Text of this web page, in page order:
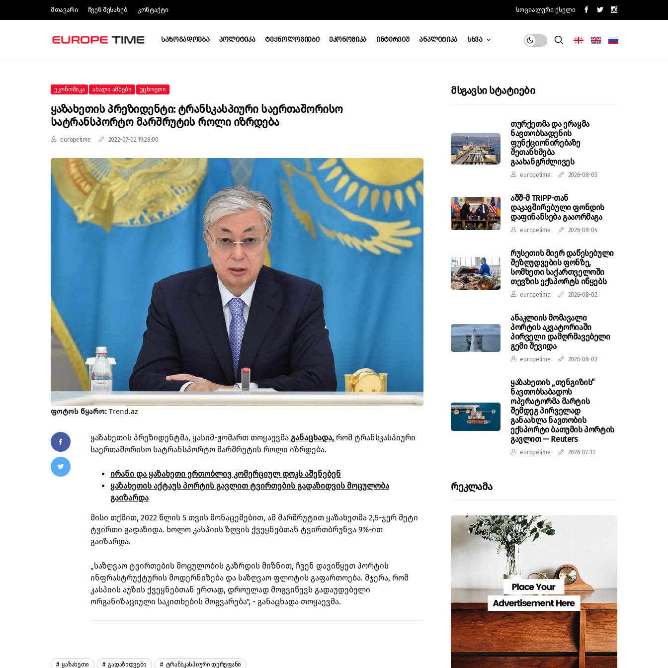
Მთავარი Ჩვენ Შესახებ Კონტაქტი Სოციალური Ქსელი
Საზოგადოება Პოლიტიკა Ტექნოლოგიები Ეკონომიკა Ინტერვიუ Ანალიტიკა Სხვა
Ეკონომიკა Ახალი Ამბები Უცხოეთი
Ყაზახეთის Პრეზიდენტი: Ტრანსკასპიური Საერთაშორისო
Სატრანსპორტო Მარშრუტის Როლი Იზრდება
europetime 2022-07-02 19:28:00
ფოტოს წყარო: Trend.az
ყაზახეთის პრეზიდენტმა, ყასიმ-ჟომართ თოყაევმა განაცხადა, რომ ტრანსკასპიური
საერთაშორისო სატრანსპორტო მარშრუტის როლი იზრდება.
ირანი და ყაზახეთი ერთობლივ კომერციულ დოკს აშენებენ
ყაზახეთის აქტაუს პორტის გავლით ტვირთების გადაზიდვის მოცულობა
გაიზარდა
მისი თქმით, 2022 წლის 5 თვის მონაცემებით, ამ მარშრუტით ყაზახეთმა 2,5-ჯერ მეტი
ტვირთი გადაზიდა. ხოლო კასპიის ზღვის ქვეყნებთან ტვირთბრუნვა 9%-ით
გაიზარდა.
„საზღვაო ტვირთების მოცულობის გაზრდის მიზნით, ჩვენ დავიწყეთ პორტის
ინფრასტრუქტურის მოდერნიზება და საზღვაო ფლოტის გაფართოება. მჯერა, რომ
კასპიის აუზის ქვეყნებთან ერთად, დროულად მოგვიწევს გადაუდებელი
ორგანიზაციული საკითხების მოგვარება", - განაცხადა თოყაევმა.
Ყაზახეთი Გადაზიდვები Ტრანსკასპიური Დერეფანი
Მსგავსი Სტატიები
თურქეთმა და ერაყმა
ნავთობსადენის
ფუნქციონირებაზე
შეთანხმება
გაახანგრძლივეს
europetime 2026-08-05
აშშ-მ TRIPP-თან
დაკავშირებული ფონდის
დაფინანსება გააორმაგა
europetime 2026-08-04
რუსეთის მიერ დაწესებული
შეზღუდვების ფონზე,
სომხეთი საქართველოში
თევზის ექსპორტს იწყებს
europetime 2026-08-02
ანაკლიის მომავალი
პორტის აკვატორიაში
პირველი დამღრმავებელი
გემი შევიდა
europetime 2026-08-02
ყაზახეთის „თენგიზის“
ნავთობსაბადოს
ოპერატორმა მარტის
შემდეგ პირველად
განაახლა ნავთობის
ექსპორტი ბათუმის პორტის
გავლით — Reuters
europetime 2026-07-31
Რეკლამა